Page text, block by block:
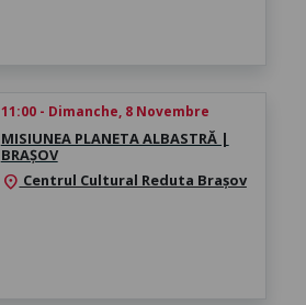
11:00 - Dimanche, 8 Novembre
MISIUNEA PLANETA ALBASTRĂ |
BRAȘOV
location_on Centrul Cultural Reduta Brașov